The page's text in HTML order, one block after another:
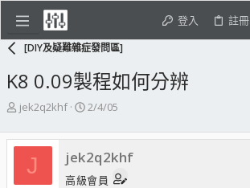
登入 註冊
[DIY及疑難雜症發問區]
K8 0.09製程如何分辨
主
發
人
jek2q2khf
開
日
期
2/4/05
J jek2q2khf
高級會員